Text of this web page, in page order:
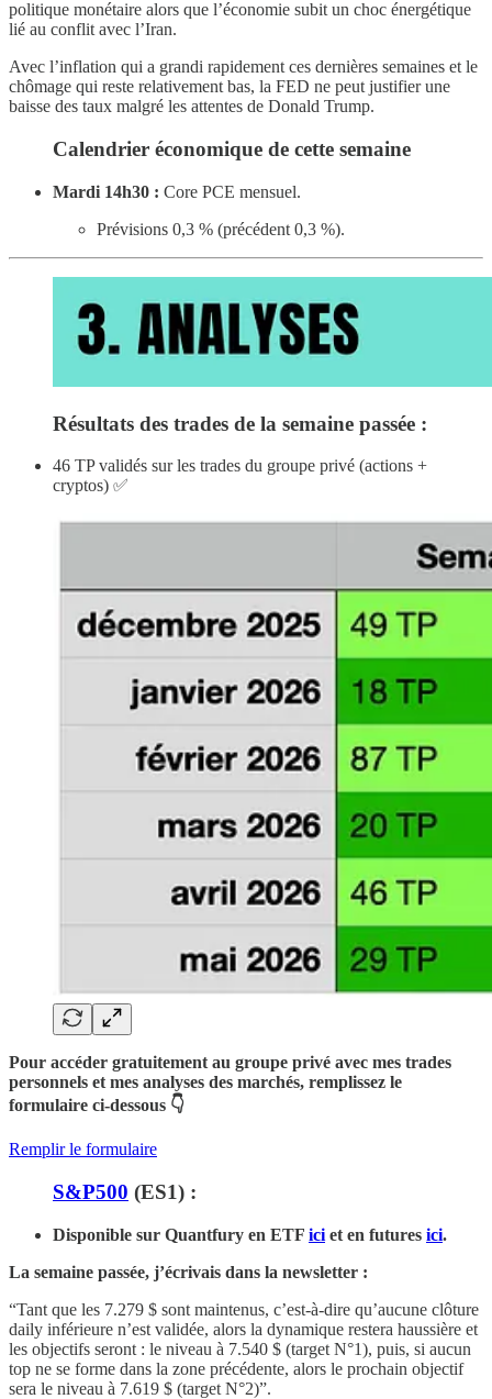
politique monétaire alors que l’économie subit un choc énergétique
lié au conflit avec l’Iran.
Avec l’inflation qui a grandi rapidement ces dernières semaines et le
chômage qui reste relativement bas, la FED ne peut justifier une
baisse des taux malgré les attentes de Donald Trump.
Calendrier économique de cette semaine
Mardi 14h30 : Core PCE mensuel.
Prévisions 0,3 % (précédent 0,3 %).
Résultats des trades de la semaine passée :
46 TP validés sur les trades du groupe privé (actions +
cryptos) ✅
Pour accéder gratuitement au groupe privé avec mes trades
personnels et mes analyses des marchés, remplissez le
formulaire ci-dessous 👇
Remplir le formulaire
S&P500 (ES1) :
Disponible sur Quantfury en ETF ici et en futures ici.
La semaine passée, j’écrivais dans la newsletter :
“Tant que les 7.279 $ sont maintenus, c’est-à-dire qu’aucune clôture
daily inférieure n’est validée, alors la dynamique restera haussière et
les objectifs seront : le niveau à 7.540 $ (target N°1), puis, si aucun
top ne se forme dans la zone précédente, alors le prochain objectif
sera le niveau à 7.619 $ (target N°2)”.